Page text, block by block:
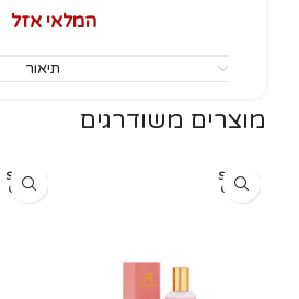
המלאי אזל
תיאור
מוצרים משודרגים
SOLD
OUT
SOLD
OUT